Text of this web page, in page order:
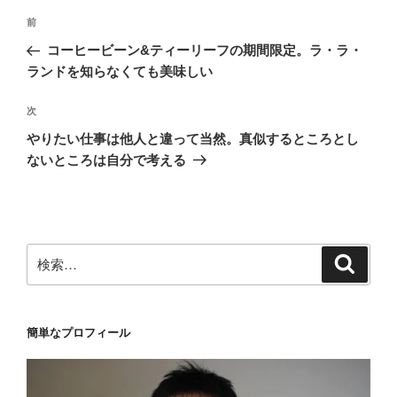
投
ナ
ゲ
ー
シ
前
の
投
前
コーヒービーン&ティーリーフの期間限定。ラ・ラ・
ランドを知らなくても美味しい
次
の
投
次
やりたい仕事は他人と違って当然。真似するところとし
ないところは自分で考える
索:
簡単なプロフィール